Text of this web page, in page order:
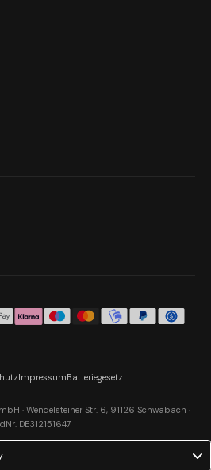
· Wendelsteiner Str. 6, 91126 Schwabach ·
DE312151647
ImpressumBatteriegesetz